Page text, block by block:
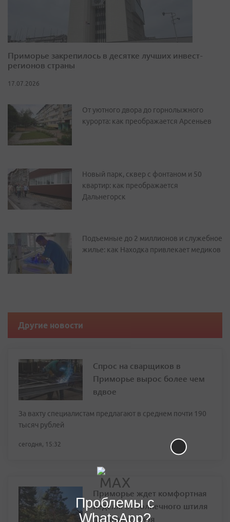
Приморье закрепилось в десятке лучших инвест-
регионов страны
17.07.2026
От уютного двора до горнолыжного
курорта: как преображается Арсеньев
Новый парк, сквер с фонтаном и 50
квартир: как преображается
Дальнегорск
Подъемные до 2 миллионов и служебное
жилье: как Находка привлекает медиков
Другие новости
Спрос на сварщиков в
Приморье вырос более чем
вдвое
За вахту специалистам предлагают в среднем почти 190
тысяч рублей
сегодня, 15:32
Приморье ждет комфортная
неделя: от солнечного штиля
до летнего зноя
Проблемы с
WhatsApp?